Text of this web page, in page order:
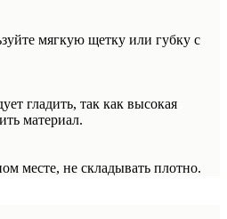
мягкую щетку или губку с
гладить, так как высокая
материал.
месте, не складывать плотно.